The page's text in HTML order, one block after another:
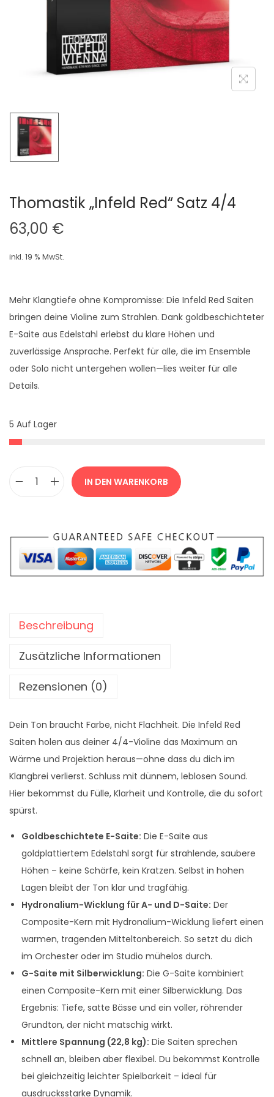
o
n
Thomastik „Infeld Red“ Satz 4/4
63,00 €
inkl. 19 % MwSt.
Mehr Klangtiefe ohne Kompromisse: Die Infeld Red Saiten
bringen deine Violine zum Strahlen. Dank goldbeschichteter
E-Saite aus Edelstahl erlebst du klare Höhen und
zuverlässige Ansprache. Perfekt für alle, die im Ensemble
oder Solo nicht untergehen wollen—lies weiter für alle
Details.
5 Auf Lager
m
a
s
k
I
l
d
R
e
d
"
S
a
t
z
4
/
4
M
e
n
g
e
IN DEN WARENKORB
Beschreibung
Zusätzliche Informationen
Rezensionen (0)
Dein Ton braucht Farbe, nicht Flachheit. Die Infeld Red
Saiten holen aus deiner 4/4-Violine das Maximum an
Wärme und Projektion heraus—ohne dass du dich im
Klangbrei verlierst. Schluss mit dünnem, leblosen Sound.
Hier bekommst du Fülle, Klarheit und Kontrolle, die du sofort
spürst.
Goldbeschichtete E-Saite: Die E-Saite aus
goldplattiertem Edelstahl sorgt für strahlende, saubere
Höhen – keine Schärfe, kein Kratzen. Selbst in hohen
Lagen bleibt der Ton klar und tragfähig.
Hydronalium-Wicklung für A- und D-Saite: Der
Composite-Kern mit Hydronalium-Wicklung liefert einen
warmen, tragenden Mitteltonbereich. So setzt du dich
im Orchester oder im Studio mühelos durch.
G-Saite mit Silberwicklung: Die G-Saite kombiniert
einen Composite-Kern mit einer Silberwicklung. Das
Ergebnis: Tiefe, satte Bässe und ein voller, röhrender
Grundton, der nicht matschig wirkt.
Mittlere Spannung (22,8 kg): Die Saiten sprechen
schnell an, bleiben aber flexibel. Du bekommst Kontrolle
bei gleichzeitig leichter Spielbarkeit – ideal für
ausdrucksstarke Dynamik.